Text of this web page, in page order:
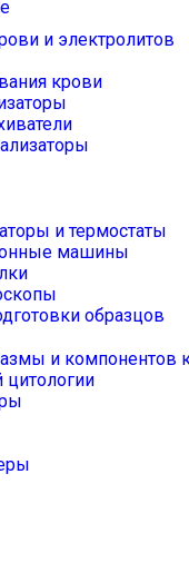
и электролитов
крови
и термостаты
машины
образцов
и компонентов